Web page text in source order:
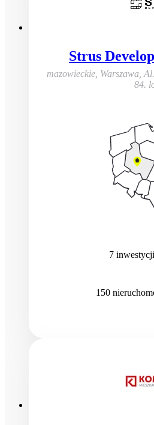
Strus
mazowieckie, Warszawa,
84.
7 inwestycji
150